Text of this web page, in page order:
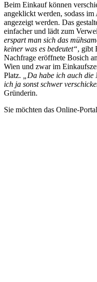
Beim Einkauf können
angeklickt werden, sodass im
angezeigt werden. Das
einfacher und lädt zum
erspart man sich das
keiner was es bedeutet“, gibt
Nachfrage eröffnete Bosich
Wien und zwar im
Platz.
„Da habe ich auch
ich ja sonst schwer
Gründerin.
Sie möchten das Online-